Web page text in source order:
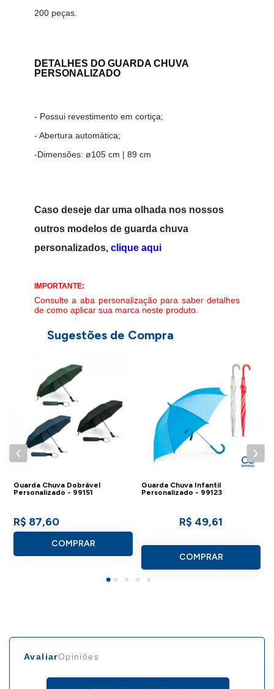
200 peças.
DETALHES DO GUARDA CHUVA
PERSONALIZADO
- Possui revestimento em cortiça;
- Abertura automática;
-Dimensões: ø105 cm | 89 cm
Caso deseje dar uma olhada nos nossos
outros modelos de guarda chuva
personalizados, clique aqui
IMPORTANTE:
Consulte a aba personalização para saber detalhes
de como aplicar sua marca neste produto.
Sugestões de Compra
Guarda Chuva Dobrável
Personalizado - 99151
R$ 87,60
COMPRAR
Guarda Chuva Infantil
Personalizado - 99123
R$ 49,61
COMPRAR
AvaliarOpiniões